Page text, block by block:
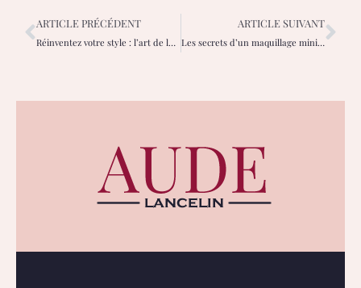
ARTICLE PRÉCÉDENT
Réinventez votre style : l’art de la garde-robe capsule pour femmes modernes
ARTICLE SUIVANT
Les secrets d’un maquillage minimaliste : la beauté en toute simplicité